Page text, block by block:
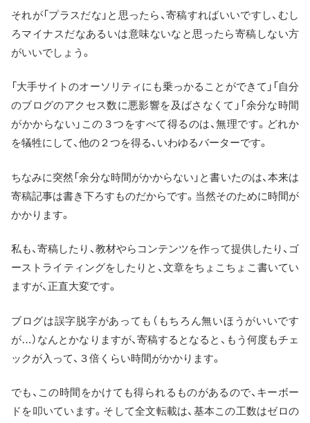
それが「プラスだな」と思ったら、寄稿すればいいですし、むし
ろマイナスだなあるいは意味ないなと思ったら寄稿しない方
がいいでしょう。
「大手サイトのオーソリティにも乗っかることができて」「自分
のブログのアクセス数に悪影響を及ばさなくて」「余分な時間
がかからない」この３つをすべて得るのは、無理です。どれか
を犠牲にして、他の２つを得る、いわゆるバーターです。
ちなみに突然「余分な時間がかからない」と書いたのは、本来は
寄稿記事は書き下ろすものだからです。当然そのために時間が
かかります。
私も、寄稿したり、教材やらコンテンツを作って提供したり、ゴ
ーストライティングをしたりと、文章をちょこちょこ書いてい
ますが、正直大変です。
ブログは誤字脱字があっても（もちろん無いほうがいいです
が…）なんとかなりますが、寄稿するとなると、もう何度もチェ
ックが入って、３倍くらい時間がかかります。
でも、この時間をかけても得られるものがあるので、キーボー
ドを叩いています。そして全文転載は、基本この工数はゼロの